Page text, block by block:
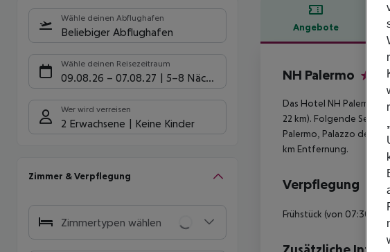
Wähle deinen Abflughafen
Beliebiger Abflughafen
Wähle deinen Reisezeitraum
09.08.26 – 07.08.27 5-8 Nächte
Wer wird verreisen
2 Erwachsene Keine Kinder
Zimmer & Verpflegung
Zimmertypen wählen
Angebote
NH Palermo
Das Hotel NH Palermo
22 km). Folgende
Palermo, Palazzo dei
km Entfernung.
Verpflegung
Frühstück (von 07:30 -